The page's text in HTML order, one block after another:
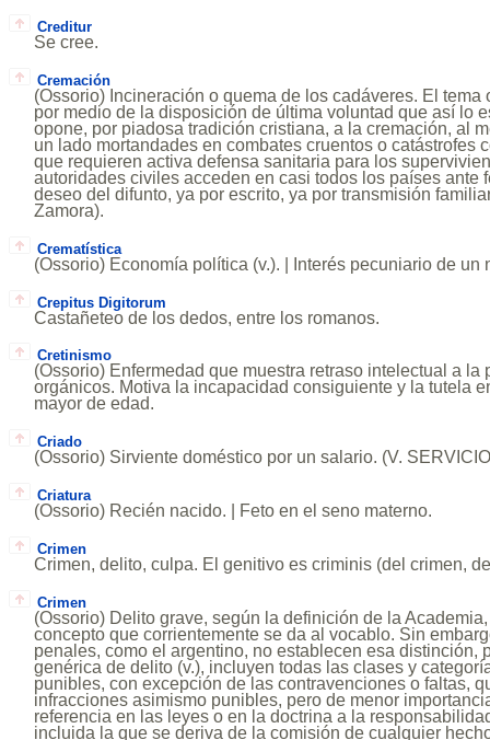
Creditur
Se cree.
Cremación
(Ossorio) Incineración o quema de los cadáveres. El
por medio de la disposición de última voluntad que así lo
opone, por piadosa tradición cristiana, a la cremación, al
un lado mortandades en combates cruentos o catástrofes
que requieren activa defensa sanitaria para los
autoridades civiles acceden en casi todos los países ante
deseo del difunto, ya por escrito, ya por transmisión
Zamora).
Crematística
(Ossorio) Economía política (v.). | Interés pecuniario de un
Crepitus Digitorum
Castañeteo de los dedos, entre los romanos.
Cretinismo
(Ossorio) Enfermedad que muestra retraso intelectual a la
orgánicos. Motiva la incapacidad consiguiente y la tutela
mayor de edad.
Criado
(Ossorio) Sirviente doméstico por un salario. (V.
Criatura
(Ossorio) Recién nacido. | Feto en el seno materno.
Crimen
Crimen, delito, culpa. El genitivo es criminis (del crimen,
Crimen
(Ossorio) Delito grave, según la definición de la
concepto que corrientemente se da al vocablo. Sin
penales, como el argentino, no establecen esa distinción,
genérica de delito (v.), incluyen todas las clases y
punibles, con excepción de las contravenciones o faltas,
infracciones asimismo punibles, pero de menor
referencia en las leyes o en la doctrina a la
incluida la que se deriva de la comisión de cualquier